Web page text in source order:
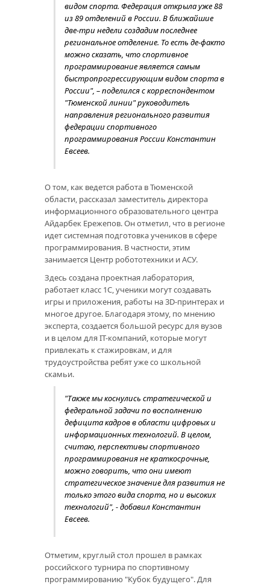
видом спорта. Федерация открыла уже 88
из 89 отделений в России. В ближайшие
две-три недели создадим последнее
региональное отделение. То есть де-факто
можно сказать, что спортивное
программирование является самым
быстропрогрессирующим видом спорта в
России", – поделился с корреспондентом
"Тюменской линии" руководитель
направления регионального развития
федерации спортивного
программирования России Константин
Евсеев.
О том, как ведется работа в Тюменской
области, рассказал заместитель директора
информационного образовательного центра
Айдарбек Ережепов. Он отметил, что в регионе
идет системная подготовка учеников в сфере
программирования. В частности, этим
занимается Центр робототехники и АСУ.
Здесь создана проектная лаборатория,
работает класс 1C, ученики могут создавать
игры и приложения, работы на 3D-принтерах и
многое другое. Благодаря этому, по мнению
эксперта, создается большой ресурс для вузов
и в целом для IT-компаний, которые могут
привлекать к стажировкам, и для
трудоустройства ребят уже со школьной
скамьи.
"Также мы коснулись стратегической и
федеральной задачи по восполнению
дефицита кадров в области цифровых и
информационных технологий. В целом,
считаю, перспективы спортивного
программирования не краткосрочные,
можно говорить, что они имеют
стратегическое значение для развития не
только этого вида спорта, но и высоких
технологий", - добавил Константин
Евсеев.
Отметим, круглый стол прошел в рамках
российского турнира по спортивному
программированию "Кубок будущего". Для